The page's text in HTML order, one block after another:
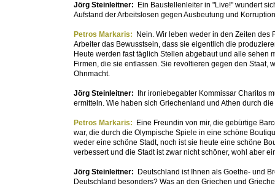
Jörg Steinleitner:
Ein Baustellenleiter in "Live!" wundert
Aufstand der Arbeitslosen gegen Ausbeutung und
Petros Markaris:
Nein. Wir leben weder in den Zeiten
Arbeiter das Bewusstsein, dass sie eigentlich die
Heute werden fast täglich Stellen abgebaut und alle
Firmen, die sie entlassen. Sie revoltieren gegen den Staat,
Ohnmacht.
Jörg Steinleitner:
Ihr ironiebegabter Kommissar Charitos
ermitteln. Wie haben sich Griechenland und Athen durch
Petros Markaris:
Eine Freundin von mir, die gebürtige
war, die durch die Olympische Spiele in eine schöne
weder eine schöne Stadt, noch ist sie heute eine schöne
verbessert und die Stadt ist zwar nicht schöner, wohl aber
Jörg Steinleitner:
Deutschland ist Ihnen als Goethe- und
Deutschland besonders? Was an den Griechen und